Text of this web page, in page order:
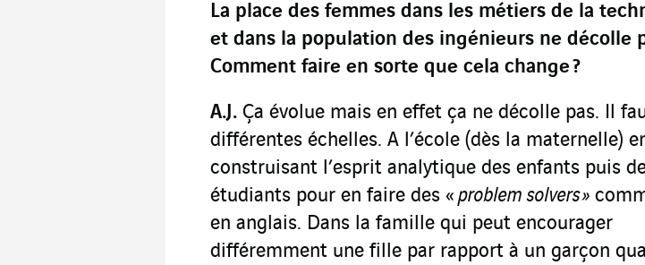
La place des femmes dans les métiers de la
et dans la population des ingénieurs ne décolle
Comment faire en sorte que cela change?
A.J. Ça évolue mais en effet ça ne décolle pas. Il
différentes échelles. A l’école (dès la maternelle)
construisant l’esprit analytique des enfants puis
étudiants pour en faire des « problem solvers »
en anglais. Dans la famille qui peut encourager
différemment une fille par rapport à un garçon